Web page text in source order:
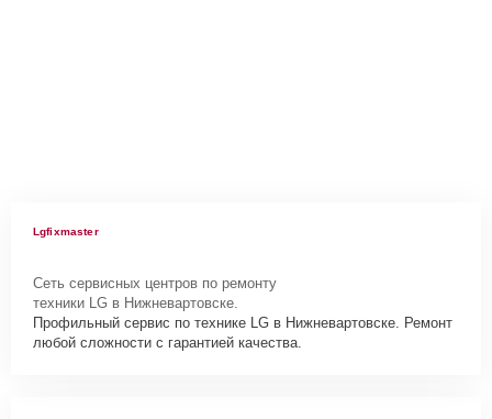
Lgfixmaster
Сеть сервисных центров по ремонту
техники LG в Нижневартовске.
Профильный сервис по технике LG в Нижневартовске. Ремонт
любой сложности с гарантией качества.